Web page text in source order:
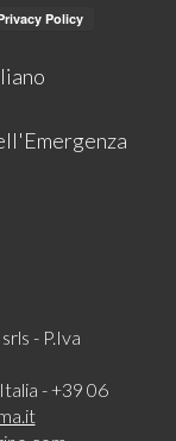
- P.Iva
- +39 06